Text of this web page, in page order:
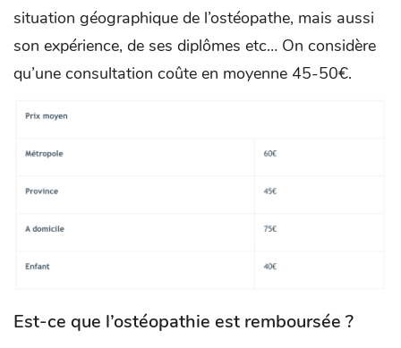
situation géographique de l’ostéopathe, mais aussi
son expérience, de ses diplômes etc… On considère
qu’une consultation coûte en moyenne 45-50€.
Est-ce que l’ostéopathie est remboursée ?